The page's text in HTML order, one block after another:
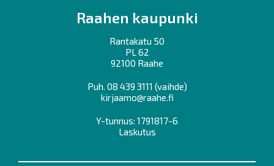
Raahen kaupunki
Rantakatu 50
PL 62
92100 Raahe
Puh. 08 439 3111 (vaihde)
kirjaamo@raahe.fi
Y-tunnus: 1791817-6
Laskutus